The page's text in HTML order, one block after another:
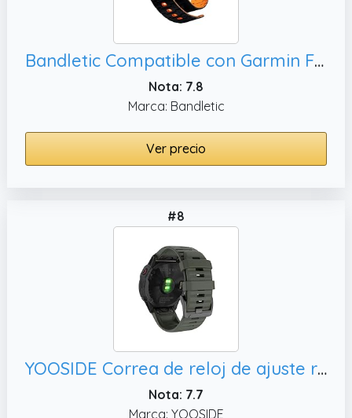
Bandletic Compatible con Garmin Fenix 8 51mm/7X/7X Pro/6X/6X Pro/5X Plus/5X/Fenix 3/3 HR Correa, 26mm Quick Fit Magnético Correa para Garmin Epix Pro 51mm/Instinct 2X Solar/Enduro 3/2/1/Descent/Quatix
Nota: 7.8
Marca: Bandletic
Ver precio
#8
YOOSIDE Correa de reloj de ajuste rápido y fácil para Garmin Fenix 6X Pro/Sapphire, Quatix 3
Nota: 7.7
Marca: YOOSIDE